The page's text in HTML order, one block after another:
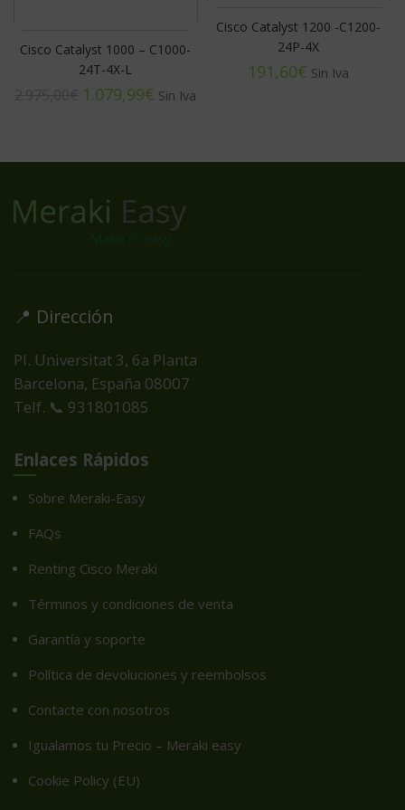
Cisco Catalyst 1000 – C1000-
24T-4X-L
1.079,99€
Cisco Catalyst 1200 -C1200-
24P-4X
€
📍 Dirección
Pl. Universitat 3, 6a Planta
Barcelona, España 08007
Telf. 📞 931801085
Enlaces Rápidos
Sobre Meraki-Easy
FAQs
Renting Cisco Meraki
Términos y condiciones de venta
Garantía y soporte
Política de devoluciones y reembolsos
Contacte con nosotros
Igualamos tu Precio – Meraki easy
Cookie Policy (EU)